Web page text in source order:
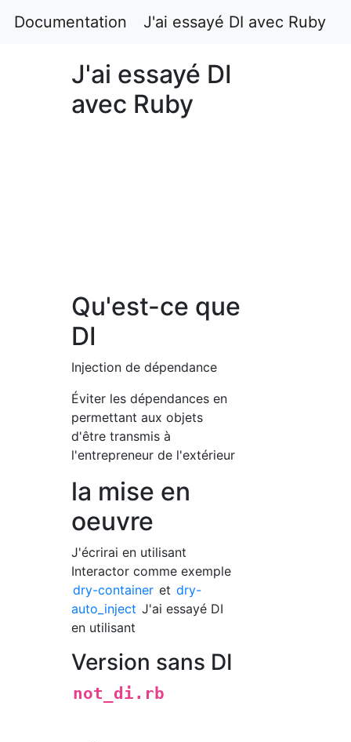
Documentation J'ai essayé DI avec Ruby
J'ai essayé DI
avec Ruby
Qu'est-ce que
DI
Injection de dépendance
Éviter les dépendances en
permettant aux objets
d'être transmis à
l'entrepreneur de l'extérieur
la mise en
oeuvre
J'écrirai en utilisant
Interactor comme exemple
dry-container et dry-
auto_inject J'ai essayé DI
en utilisant
Version sans DI
not_di.rb